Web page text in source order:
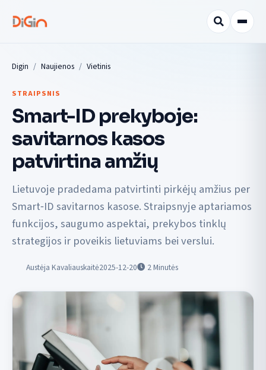
Digin Naujienos Vietinis
STRAIPSNIS
Smart-ID prekyboje:
savitarnos kasos
patvirtina amžių
Lietuvoje pradedama patvirtinti pirkėjų amžius per
Smart‑ID savitarnos kasose. Straipsnyje aptariamos
funkcijos, saugumo aspektai, prekybos tinklų
strategijos ir poveikis lietuviams bei verslui.
Austėja Kavaliauskaitė2025-12-20 2Minutės